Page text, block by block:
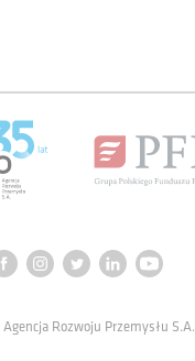
Rozwoju Przemysłu S.A.